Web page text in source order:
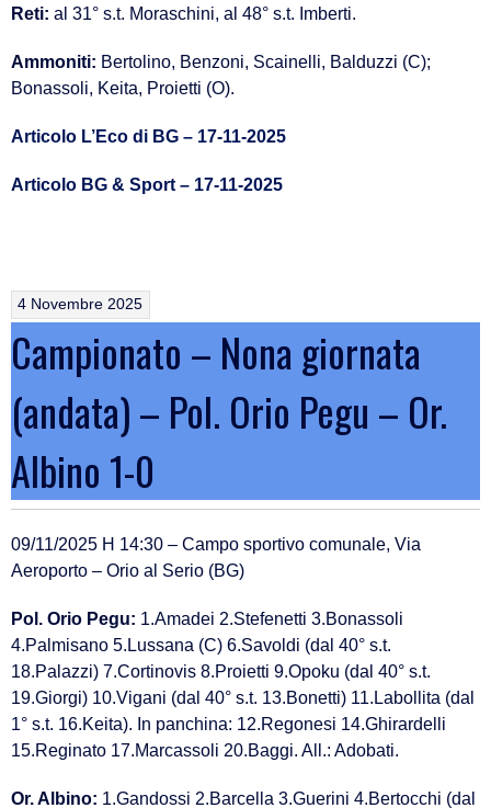
Reti: al 31° s.t. Moraschini, al 48° s.t. Imberti.
Ammoniti: Bertolino, Benzoni, Scainelli, Balduzzi (C);
Bonassoli, Keita, Proietti (O).
Articolo L’Eco di BG – 17-11-2025
Articolo BG & Sport – 17-11-2025
4 Novembre 2025
Campionato – Nona giornata
(andata) – Pol. Orio Pegu – Or.
Albino 1-0
09/11/2025 H 14:30 – Campo sportivo comunale, Via
Aeroporto – Orio al Serio (BG)
Pol. Orio Pegu: 1.Amadei 2.Stefenetti 3.Bonassoli
4.Palmisano 5.Lussana (C) 6.Savoldi (dal 40° s.t.
18.Palazzi) 7.Cortinovis 8.Proietti 9.Opoku (dal 40° s.t.
19.Giorgi) 10.Vigani (dal 40° s.t. 13.Bonetti) 11.Labollita (dal
1° s.t. 16.Keita). In panchina: 12.Regonesi 14.Ghirardelli
15.Reginato 17.Marcassoli 20.Baggi. All.: Adobati.
Or. Albino: 1.Gandossi 2.Barcella 3.Guerini 4.Bertocchi (dal